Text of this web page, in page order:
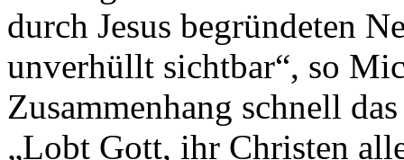
durch Jesus begründeten
unverhüllt sichtbar“, so
Zusammenhang schnell
„Lobt Gott, ihr Christen